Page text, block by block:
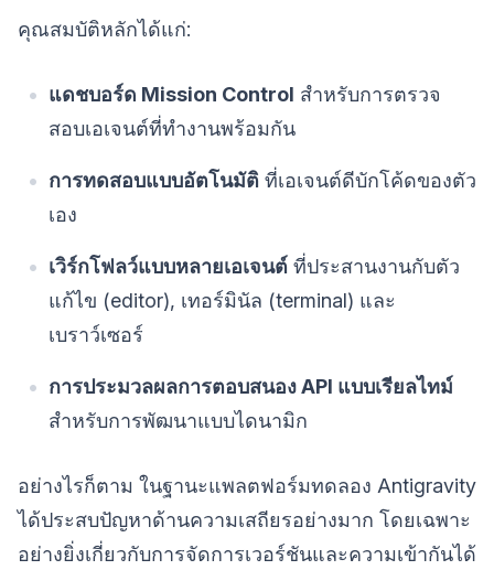
คุณสมบัติหลักได้แก่:
แดชบอร์ด Mission Control สำหรับการตรวจ
สอบเอเจนต์ที่ทำงานพร้อมกัน
การทดสอบแบบอัตโนมัติ ที่เอเจนต์ดีบักโค้ดของตัว
เอง
เวิร์กโฟลว์แบบหลายเอเจนต์ ที่ประสานงานกับตัว
แก้ไข (editor), เทอร์มินัล (terminal) และ
เบราว์เซอร์
การประมวลผลการตอบสนอง API แบบเรียลไทม์
สำหรับการพัฒนาแบบไดนามิก
อย่างไรก็ตาม ในฐานะแพลตฟอร์มทดลอง Antigravity
ได้ประสบปัญหาด้านความเสถียรอย่างมาก โดยเฉพาะ
อย่างยิ่งเกี่ยวกับการจัดการเวอร์ชันและความเข้ากันได้